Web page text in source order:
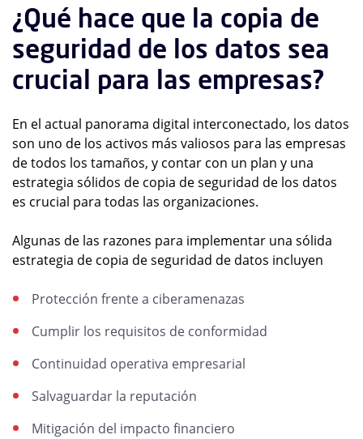
¿Qué hace que la copia de
seguridad de los datos sea
crucial para las empresas?
En el actual panorama digital interconectado, los datos
son uno de los activos más valiosos para las empresas
de todos los tamaños, y contar con un plan y una
estrategia sólidos de copia de seguridad de los datos
es crucial para todas las organizaciones.
Algunas de las razones para implementar una sólida
estrategia de copia de seguridad de datos incluyen
Protección frente a ciberamenazas
Cumplir los requisitos de conformidad
Continuidad operativa empresarial
Salvaguardar la reputación
Mitigación del impacto financiero